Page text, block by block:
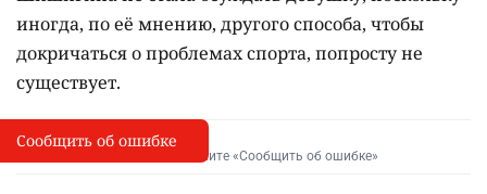
иногда, по её мнению, другого способа, чтобы
докричаться о проблемах спорта, попросту не
существует.
I
Сообщить об опечатке
Выделите фрагмент и нажмите «Сообщить об ошибке»
Сообщить об ошибке